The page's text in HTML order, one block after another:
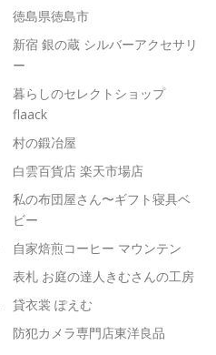
徳島県徳島市
新宿 銀の蔵 シルバーアクセサリ
ー
暮らしのセレクトショップ
flaack
村の鍛冶屋
白雲百貨店 楽天市場店
私の布団屋さん〜ギフト寝具ベ
ビー
自家焙煎コーヒー マウンテン
表札 お庭の達人きむさんの工房
貸衣裳 ぽえむ
防犯カメラ専門店東洋良品